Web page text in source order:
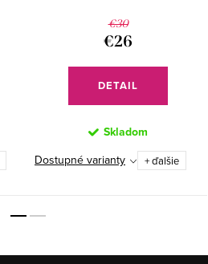
€30
€26
DETAIL
Skladom
Dostupné varianty
+ ďalšie